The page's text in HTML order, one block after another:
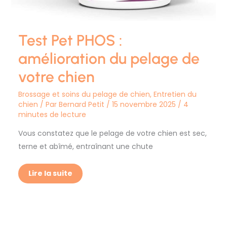
Test Pet PHOS :
amélioration du pelage de
votre chien
Brossage et soins du pelage de chien, Entretien du
chien / Par Bernard Petit / 15 novembre 2025 / 4
minutes de lecture
Vous constatez que le pelage de votre chien est sec,
terne et abîmé, entraînant une chute
Lire la suite